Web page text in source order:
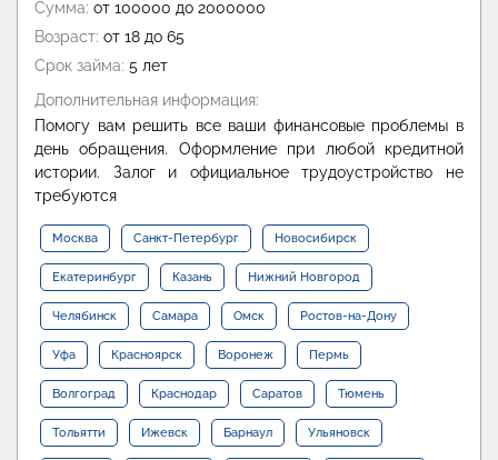
Сумма: от 100000 до 2000000
Возраст: от 18 до 65
Срок займа: 5 лет
Дополнительная информация:
Помогу вам решить все ваши финансовые проблемы в
день обращения. Оформление при любой кредитной
истории. Залог и официальное трудоустройство не
требуются
Москва Санкт-Петербург Новосибирск
Екатеринбург Казань Нижний Новгород
Челябинск Самара Омск Ростов-на-Дону
Уфа Красноярск Воронеж Пермь
Волгоград Краснодар Саратов Тюмень
Тольятти Ижевск Барнаул Ульяновск